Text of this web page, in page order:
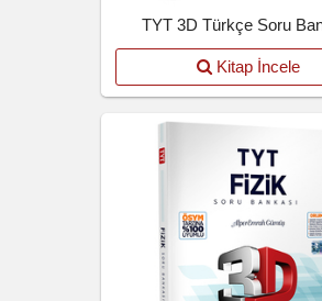
TYT 3D Türkçe Soru
Kitap İncele